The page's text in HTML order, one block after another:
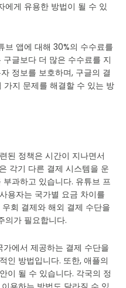
에게 유용한 방법이 될 수 있
브 앱에 대해 30%의 수수료를
글보다 더 많은 수수료를 지
정보를 보호하며, 구글의 결
지 문제를 해결할 수 있는 방
된 정책은 시간이 지나면서
각기 다른 결제 시스템을 운
과하고 있습니다. 유튜브 프
용자는 국가별 요금 차이를
회 결제와 해외 결제 수단을
의가 필요합니다.
에서 제공하는 결제 수단을
인 방법입니다. 또한, 애플의
이 될 수 있습니다. 각국의 정